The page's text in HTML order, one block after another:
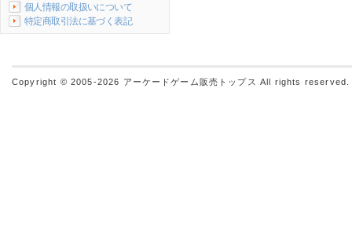
個人情報の取扱いについて
特定商取引法に基づく表記
Copyright © 2005-2026 アーケードゲーム販売トップス All rights reserved.